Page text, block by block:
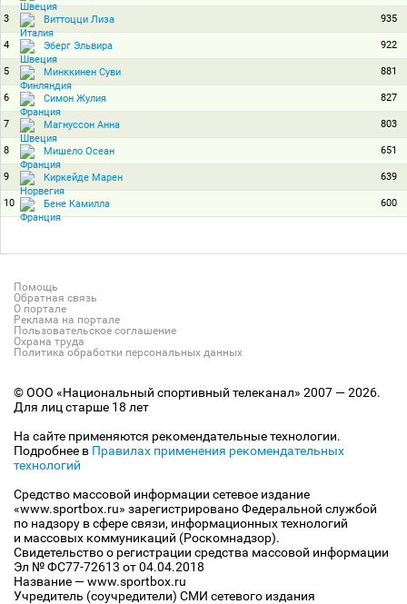
3 Виттоцци Лиза 935
4 Эберг Эльвира 922
5 Минккинен Суви 881
6 Симон Жулия 827
7 Магнуссон Анна 803
8 Мишело Осеан 651
9 Киркейде Марен 639
10 Бене Камилла 600
Помощь
Обратная связь
О портале
Реклама на портале
Пользовательское соглашение
Охрана труда
Политика обработки персональных данных
© ООО «Национальный спортивный телеканал» 2007 — 2026.
Для лиц старше 18 лет
На сайте применяются рекомендательные технологии.
Подробнее в Правилах применения рекомендательных
технологий
Средство массовой информации сетевое издание
«www.sportbox.ru» зарегистрировано Федеральной службой
по надзору в сфере связи, информационных технологий
и массовых коммуникаций (Роскомнадзор).
Свидетельство о регистрации средства массовой информации
Эл № ФС77-72613 от 04.04.2018
Название — www.sportbox.ru
Учредитель (соучредители) СМИ сетевого издания